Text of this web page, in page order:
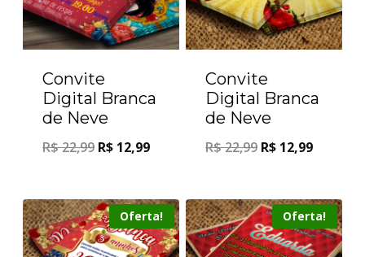
Convite
Digital Branca
de Neve
R$22,99 R$ 12,99
Convite
Digital Branca
de Neve
R$22,99 R$ 12,99
Oferta! Oferta!